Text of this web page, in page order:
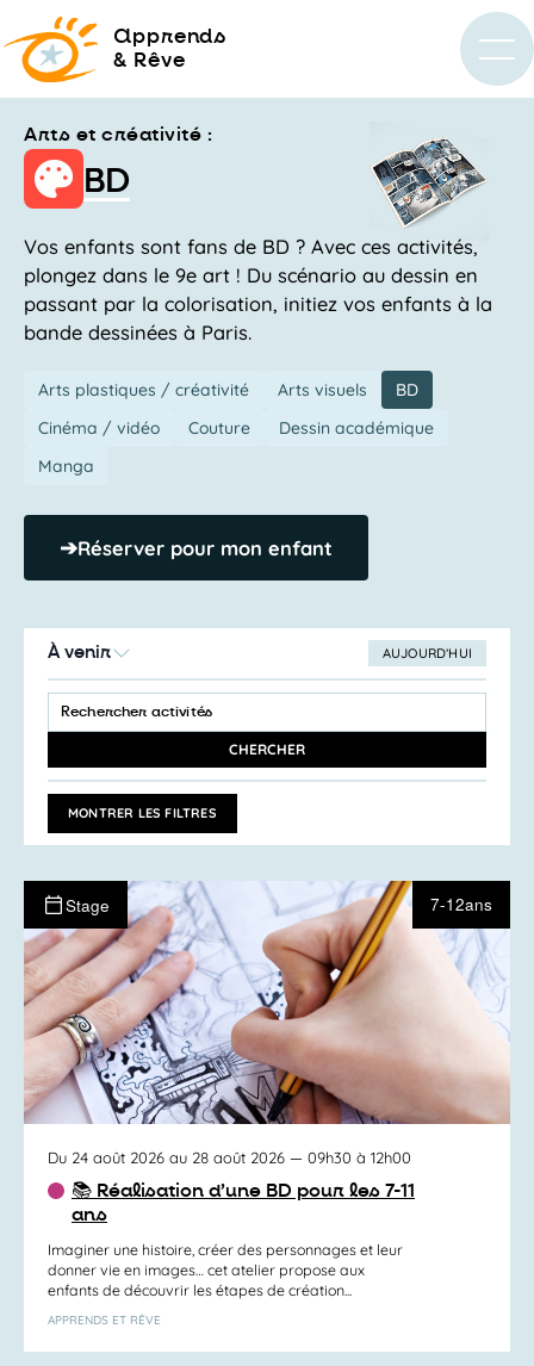
apprends
& Rêve
Arts et créativité :
BD
Vos enfants sont fans de BD ? Avec ces activités,
plongez dans le 9e art ! Du scénario au dessin en
passant par la colorisation, initiez vos enfants à la
bande dessinées à Paris.
Arts plastiques / créativité Arts visuels
BD
Cinéma / vidéo
Couture
Dessin académique
Manga
➔Réserver pour mon enfant
AUJOURD’HUI
À venir
LA
DATE
Recherche
et
de
vues
Activités
SAISIR
MOT-
ACTIVITÉS
MOT-
CLÉ.
CHERCHER
MONTRER LES FILTRES
Stage 7-12ans
Du 24 août 2026 au 28 août 2026 — 09h30 à 12h00
📚 Réalisation d’une BD pour les 7-11
ans
Imaginer une histoire, créer des personnages et leur
donner vie en images… cet atelier propose aux
enfants de découvrir les étapes de création...
APPRENDS ET RÊVE